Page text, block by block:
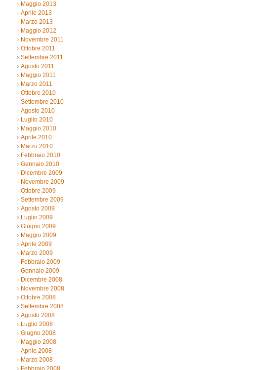
Maggio 2013
Aprile 2013
Marzo 2013
Maggio 2012
Novembre 2011
Ottobre 2011
Settembre 2011
Agosto 2011
Maggio 2011
Marzo 2011
Ottobre 2010
Settembre 2010
Agosto 2010
Luglio 2010
Maggio 2010
Aprile 2010
Marzo 2010
Febbraio 2010
Gennaio 2010
Dicembre 2009
Novembre 2009
Ottobre 2009
Settembre 2009
Agosto 2009
Luglio 2009
Giugno 2009
Maggio 2009
Aprile 2009
Marzo 2009
Febbraio 2009
Gennaio 2009
Dicembre 2008
Novembre 2008
Ottobre 2008
Settembre 2008
Agosto 2008
Luglio 2008
Giugno 2008
Maggio 2008
Aprile 2008
Marzo 2008
Febbraio 2008